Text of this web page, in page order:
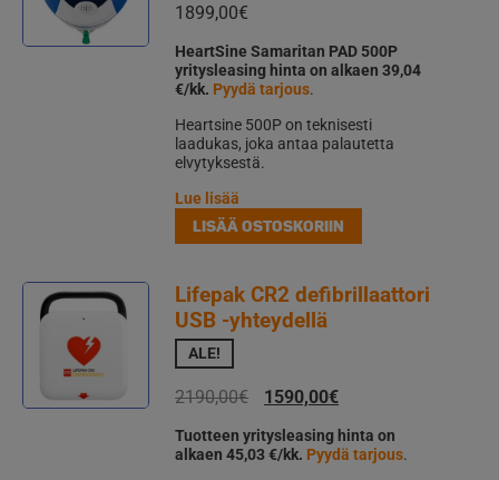
1899,00€
HeartSine Samaritan PAD 500P
yritysleasing hinta on alkaen 39,04
€/kk. Pyydä tarjous.
Heartsine 500P on teknisesti
laadukas, joka antaa palautetta
elvytyksestä.
Lue lisää
LISÄÄ OSTOSKORIIN
Lifepak CR2 defibrillaattori
USB -yhteydellä
ALE!
2190,00€
Alkuperäinen
oli:
2190,00€.
1590,00€Nykyinen
on:
1590,00€.
Tuotteen yritysleasing hinta on
alkaen 45,03 €/kk. Pyydä tarjous.